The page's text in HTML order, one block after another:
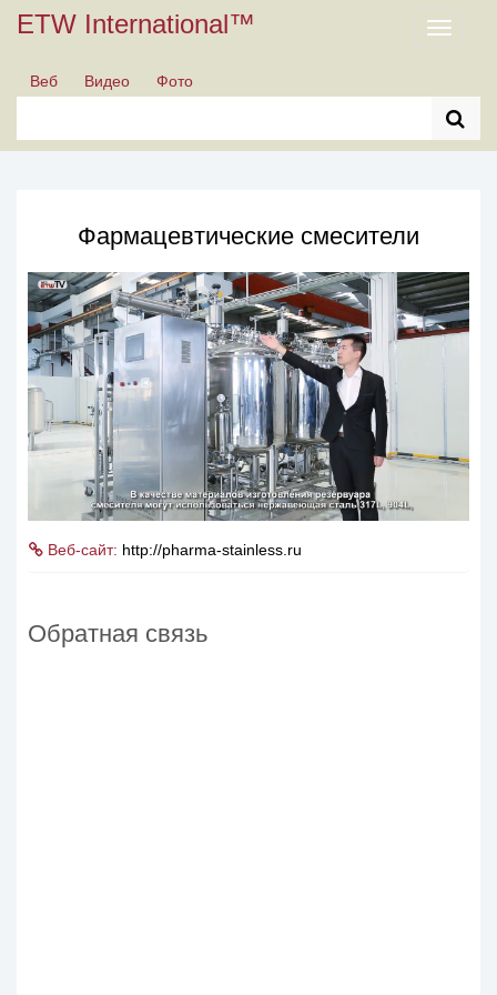
ETW International™
Toggle
Веб
Видео Фото
Фармацевтические смесители
Веб-сайт: http://pharma-stainless.ru
Обратная связь